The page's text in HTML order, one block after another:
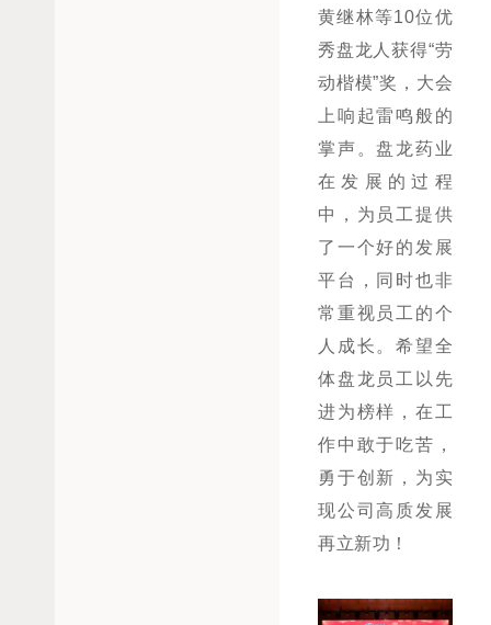
黄继林等10位优
秀盘龙人获得“劳
动楷模”奖，大会
上响起雷鸣般的
掌声。盘龙药业
在发展的过程
中，为员工提供
了一个好的发展
平台，同时也非
常重视员工的个
人成长。希望全
体盘龙员工以先
进为榜样，在工
作中敢于吃苦，
勇于创新，为实
现公司高质发展
再立新功！